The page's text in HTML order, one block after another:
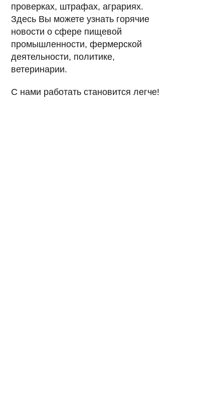
проверках, штрафах, аграриях.
Здесь Вы можете узнать горячие
новости о сфере пищевой
промышленности, фермерской
деятельности, политике,
ветеринарии.
С нами работать становится легче!